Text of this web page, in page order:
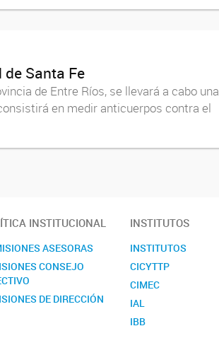
Santa Fe
de Entre Ríos, se llevará a cabo una
en medir anticuerpos contra el
INSTITUCIONAL
ASESORAS
CONSEJO
DE DIRECCIÓN
INSTITUTOS
INSTITUTOS
CICYTTP
CIMEC
IAL
IBB